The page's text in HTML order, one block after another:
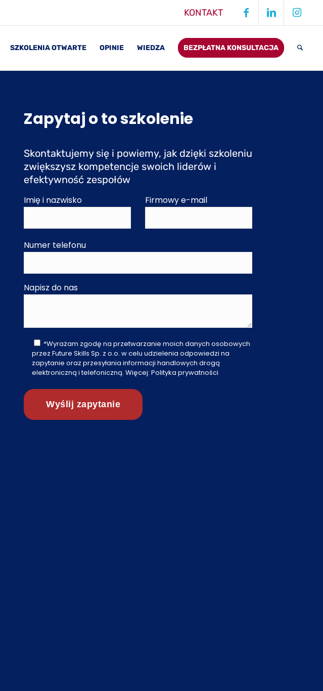
KONTAKT
SZKOLENIA OTWARTE OPINIE WIEDZA BEZPŁATNA KONSULTACJA
Zapytaj o to szkolenie
Skontaktujemy się i powiemy, jak dzięki szkoleniu
zwiększysz kompetencje swoich liderów i
efektywność zespołów
Imię i nazwisko Firmowy e-mail
Numer telefonu
Napisz do nas
*Wyrażam zgodę na przetwarzanie moich danych osobowych
przez Future Skills Sp. z o.o. w celu udzielenia odpowiedzi na
zapytanie oraz przesyłania informacji handlowych drogą
elektroniczną i telefoniczną. Więcej: Polityka prywatności